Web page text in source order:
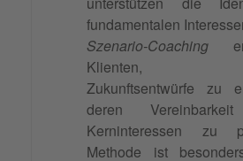
fundamentalen
Szenario-Coaching
Klienten,
Zukunftsentwürfe zu
deren
Kerninteressen zu
Methode ist